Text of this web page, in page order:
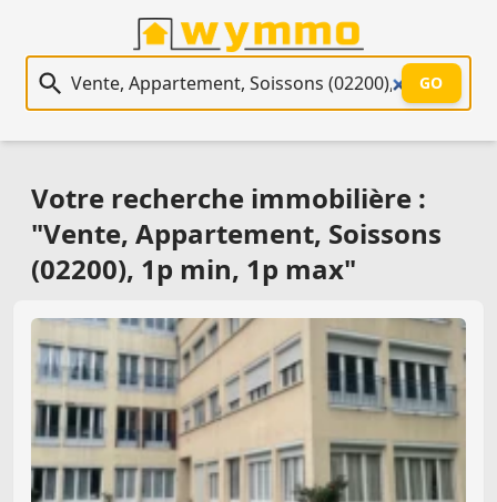
Recherche immobilière
GO
Votre recherche immobilière :
"Vente, Appartement, Soissons
(02200), 1p min, 1p max"